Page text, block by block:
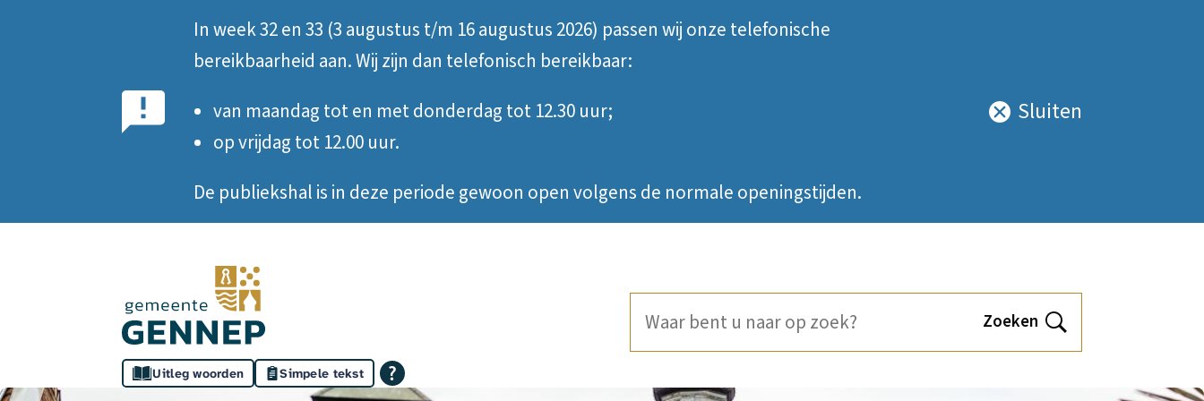
Belangrijke
notificatie
In week 32 en 33 (3 augustus t/m 16 augustus 2026) passen wij onze telefonische
bereikbaarheid aan. Wij zijn dan telefonisch bereikbaar:
van maandag tot en met donderdag tot 12.30 uur;
op vrijdag tot 12.00 uur.
De publiekshal is in deze periode gewoon open volgens de normale openingstijden.
Sluiten
Sluit
Waar
Zoeken
Homepage
AssistentieUitleg woorden Simpele tekst